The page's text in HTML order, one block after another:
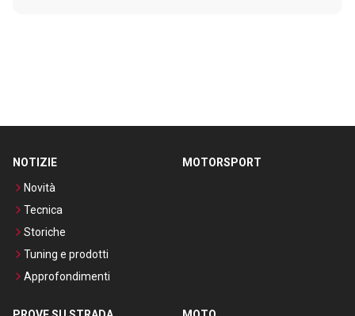
NOTIZIE
Novità
Tecnica
Storiche
Tuning e prodotti
Approfondimenti
MOTORSPORT